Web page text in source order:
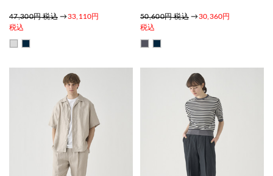
47,300円 税込 →33,110円
税込
50,600円 税込 →30,360円
税込